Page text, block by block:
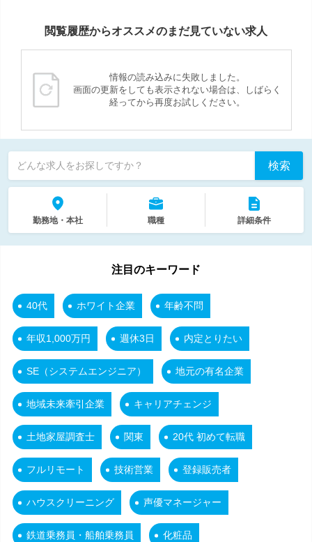
閲覧履歴からオススメのまだ見ていない求人
情報の読み込みに失敗しました。
画面の更新をしても表示されない場合は、しばらく
経ってから再度お試しください。
どんな求人をお探しですか？ 検索
勤務地・本社 職種 詳細条件
注目のキーワード
40代 ホワイト企業 年齢不問
年収1,000万円 週休3日 内定とりたい
SE（システムエンジニア） 地元の有名企業
地域未来牽引企業 キャリアチェンジ
土地家屋調査士 関東 20代 初めて転職
フルリモート 技術営業 登録販売者
ハウスクリーニング 声優マネージャー
鉄道乗務員・船舶乗務員 化粧品